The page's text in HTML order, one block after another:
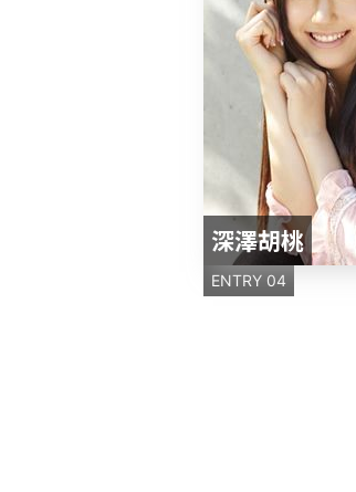
深澤胡桃
ENTRY 04